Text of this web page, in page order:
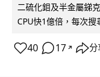
二硫化鉬及半金屬銻
CPU快1億倍，每次搜
40 17 ↗ 分